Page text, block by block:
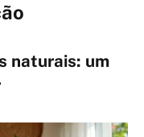
naturais: um